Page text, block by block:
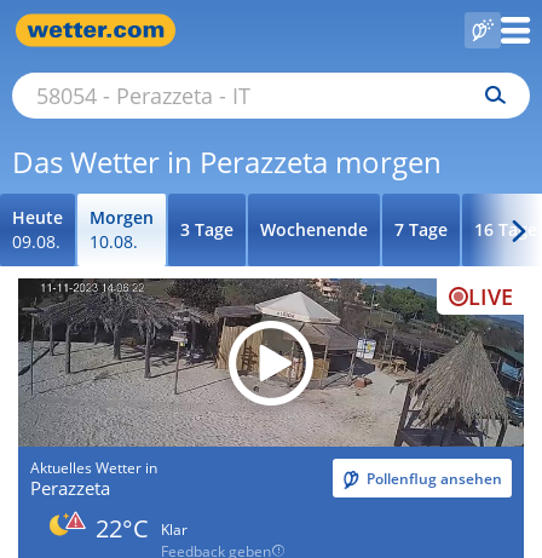
Das Wetter in Perazzeta morgen
Heute
09.08.
Morgen
10.08.
3 Tage Wochenende 7 Tage 16 Tage
LIVE
Aktuelles Wetter in
Perazzeta Pollenflug ansehen
22°C
Klar
Feedback geben